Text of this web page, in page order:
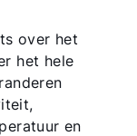
over het
het hele
en